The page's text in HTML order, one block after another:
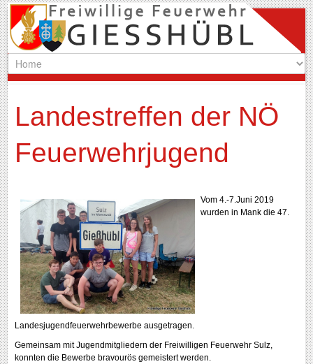
Landestreffen der NÖ
Feuerwehrjugend
Vom 4.-7.Juni 2019
wurden in Mank die 47.
Landesjugendfeuerwehrbewerbe ausgetragen.
Gemeinsam mit Jugendmitgliedern der Freiwilligen Feuerwehr Sulz,
konnten die Bewerbe bravourös gemeistert werden.